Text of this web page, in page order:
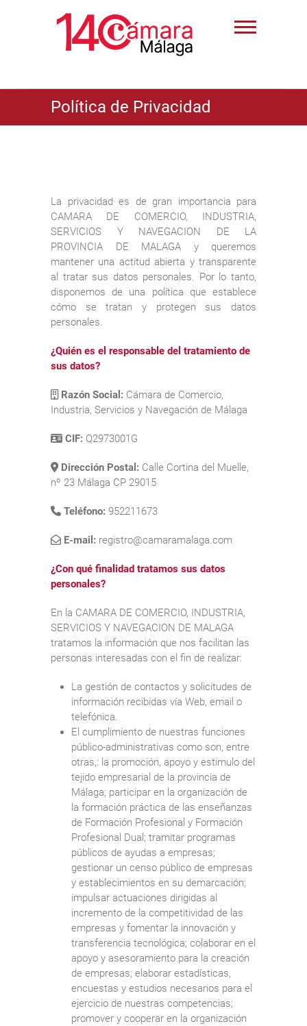
Política de Privacidad
La privacidad es de gran importancia para
CAMARA DE COMERCIO, INDUSTRIA,
SERVICIOS Y NAVEGACION DE LA
PROVINCIA DE MALAGA y queremos
mantener una actitud abierta y transparente
al tratar sus datos personales. Por lo tanto,
disponemos de una política que establece
cómo se tratan y protegen sus datos
personales.
¿Quién es el responsable del tratamiento de
sus datos?
Razón Social: Cámara de Comercio,
Industria, Servicios y Navegación de Málaga
CIF: Q2973001G
Dirección Postal: Calle Cortina del Muelle,
nº 23 Málaga CP 29015
Teléfono: 952211673
E-mail: registro@camaramalaga.com
¿Con qué finalidad tratamos sus datos
personales?
En la CAMARA DE COMERCIO, INDUSTRIA,
SERVICIOS Y NAVEGACION DE MALAGA
tratamos la información que nos facilitan las
personas interesadas con el fin de realizar:
La gestión de contactos y solicitudes de
información recibidas vía Web, email o
telefónica.
El cumplimiento de nuestras funciones
público-administrativas como son, entre
otras,: la promoción, apoyo y estimulo del
tejido empresarial de la provincia de
Málaga; participar en la organización de
la formación práctica de las enseñanzas
de Formación Profesional y Formación
Profesional Dual; tramitar programas
públicos de ayudas a empresas;
gestionar un censo público de empresas
y establecimientos en su demarcación;
impulsar actuaciones dirigidas al
incremento de la competitividad de las
empresas y fomentar la innovación y
transferencia tecnológica; colaborar en el
apoyo y asesoramiento para la creación
de empresas; elaborar estadísticas,
encuestas y estudios necesarios para el
ejercicio de nuestras competencias;
promover y cooperar en la organización